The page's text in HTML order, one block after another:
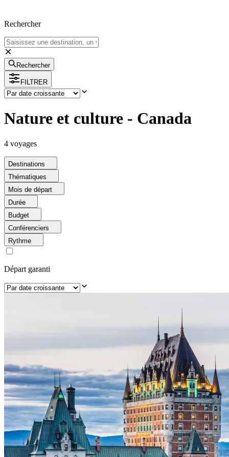
Rechercher
Rechercher
FILTRER
Nature et culture - Canada
4 voyages
Destinations
Thématiques
Mois de départ
Durée
Budget
Conférenciers
Rythme
Départ garanti